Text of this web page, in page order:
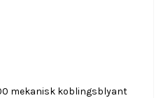
mekanisk koblingsblyant